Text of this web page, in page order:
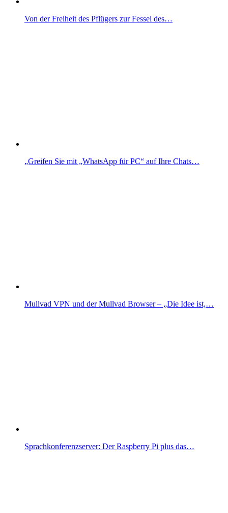
Von der Freiheit des Pflügers zur Fessel des…
„Greifen Sie mit „WhatsApp für PC“ auf Ihre Chats…
Mullvad VPN und der Mullvad Browser – „Die Idee ist,…
Sprachkonferenzserver: Der Raspberry Pi plus das…